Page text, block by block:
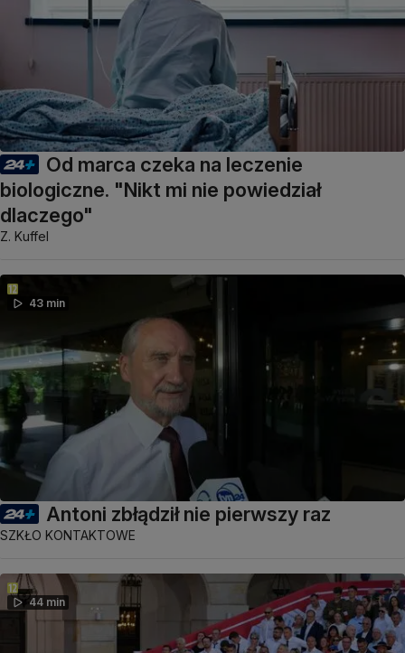
Od marca czeka na leczenie
biologiczne. "Nikt mi nie powiedział
dlaczego"
Z. Kuffel
43 min
Antoni zbłądził nie pierwszy raz
SZKŁO KONTAKTOWE
44 min